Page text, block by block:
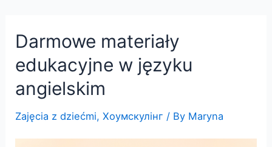
content
Darmowe materiały
edukacyjne w języku
angielskim
Zajęcia z dziećmi,Хоумскулінг / By Maryna